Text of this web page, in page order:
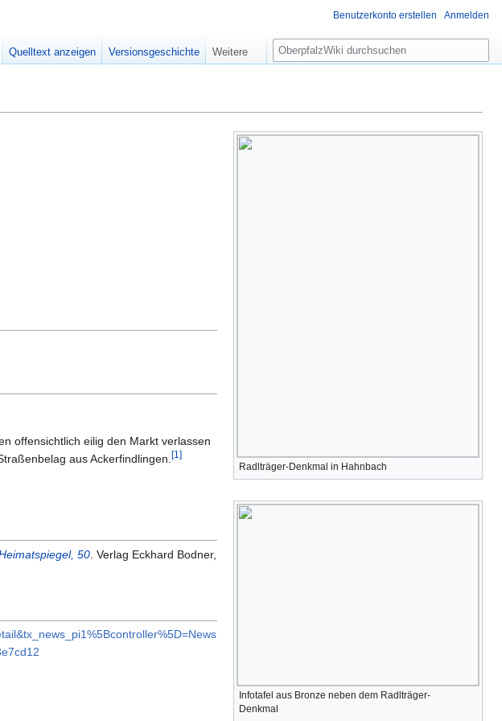
Radlträger-Denkmal in Hahnbach
offensichtlich eilig den Markt verlassen
aus Ackerfindlingen. [1 ]
Infotafel aus Bronze neben dem Radlträger-
Denkmal
50 . Verlag Eckhard Bodner,
Benutzerkonto erstellen Anmelden
Quelltext anzeigen Versionsgeschichte Weitere
S
u
e